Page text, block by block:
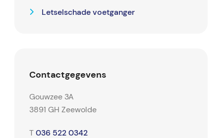
Letselschade voetganger
Contactgegevens
Gouwzee 3A
3891 GH Zeewolde
T 036 522 0342